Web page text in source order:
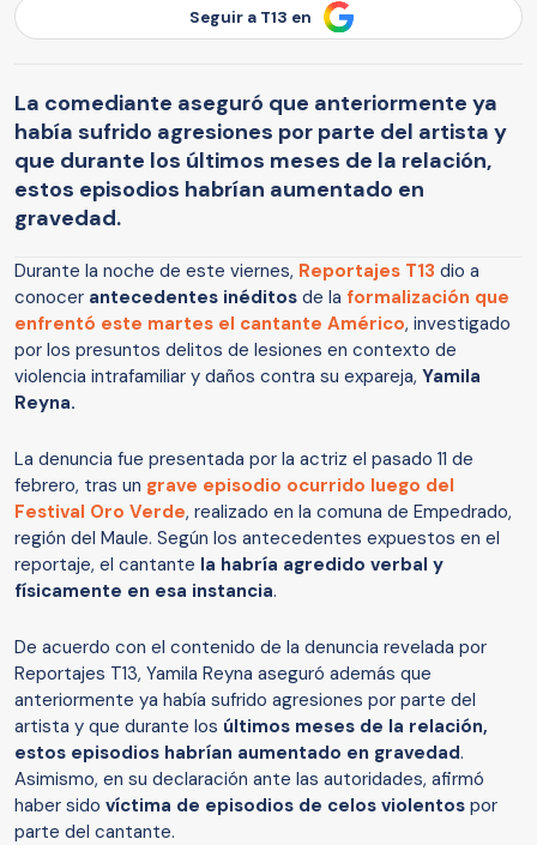
Seguir a T13 en
La comediante aseguró que anteriormente ya
había sufrido agresiones por parte del artista y
que durante los últimos meses de la relación,
estos episodios habrían aumentado en
gravedad.
Durante la noche de este viernes, Reportajes T13 dio a
conocer antecedentes inéditos de la formalización que
enfrentó este martes el cantante Américo, investigado
por los presuntos delitos de lesiones en contexto de
violencia intrafamiliar y daños contra su expareja, Yamila
Reyna.
La denuncia fue presentada por la actriz el pasado 11 de
febrero, tras un grave episodio ocurrido luego del
Festival Oro Verde, realizado en la comuna de Empedrado,
región del Maule. Según los antecedentes expuestos en el
reportaje, el cantante la habría agredido verbal y
físicamente en esa instancia.
De acuerdo con el contenido de la denuncia revelada por
Reportajes T13, Yamila Reyna aseguró además que
anteriormente ya había sufrido agresiones por parte del
artista y que durante los últimos meses de la relación,
estos episodios habrían aumentado en gravedad.
Asimismo, en su declaración ante las autoridades, afirmó
haber sido víctima de episodios de celos violentos por
parte del cantante.